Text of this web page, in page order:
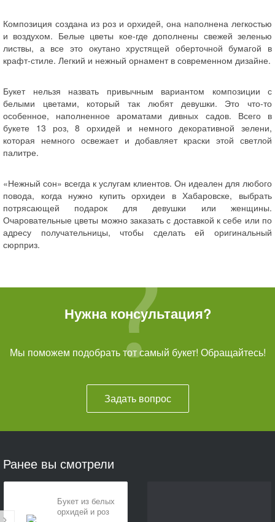
Композиция создана из роз и орхидей, она наполнена легкостью
и воздухом. Белые цветы кое-где дополнены свежей зеленью
листвы, а все это окутано хрустящей оберточной бумагой в
крафт-стиле. Легкий и нежный орнамент в современном дизайне.
Букет нельзя назвать привычным вариантом композиции с
белыми цветами, который так любят девушки. Это что-то
особенное, наполненное ароматами дивных садов. Всего в
букете 13 роз, 8 орхидей и немного декоративной зелени,
которая немного освежает и добавляет краски этой светлой
палитре.
«Нежный сон» всегда к услугам клиентов. Он идеален для любого
повода, когда нужно купить орхидеи в Хабаровске, выбрать
потрясающей подарок для девушки или женщины.
Очаровательные цветы можно заказать с доставкой к себе или по
адресу получательницы, чтобы сделать ей оригинальный
сюрприз.
Нужна консультация?
Мы поможем подобрать тот самый букет! Обращайтесь!
Задать вопрос
Ранее вы смотрели
Букет из белых
орхидей и роз